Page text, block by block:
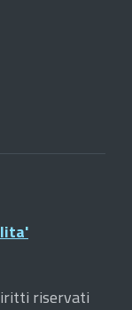
riservati